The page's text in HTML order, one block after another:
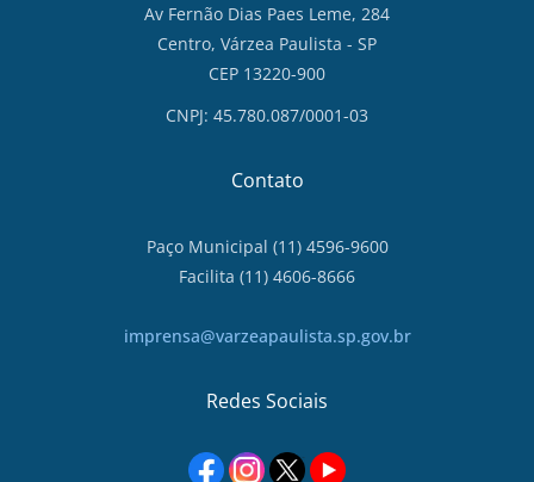
Av Fernão Dias Paes Leme, 284
Centro, Várzea Paulista - SP
CEP 13220-900
CNPJ: 45.780.087/0001-03
Contato
Paço Municipal (11) 4596-9600
Facilita (11) 4606-8666
imprensa@varzeapaulista.sp.gov.br
Redes Sociais